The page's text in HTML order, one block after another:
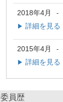
2018年4月 -
▶ 詳細を見る
2015年4月 -
▶ 詳細を見る
委員歴